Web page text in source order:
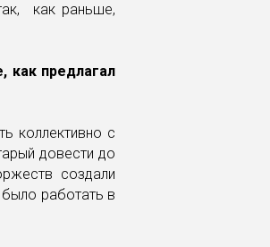
как раньше,
как предлагал
коллективно с
довести до
создали
работать в